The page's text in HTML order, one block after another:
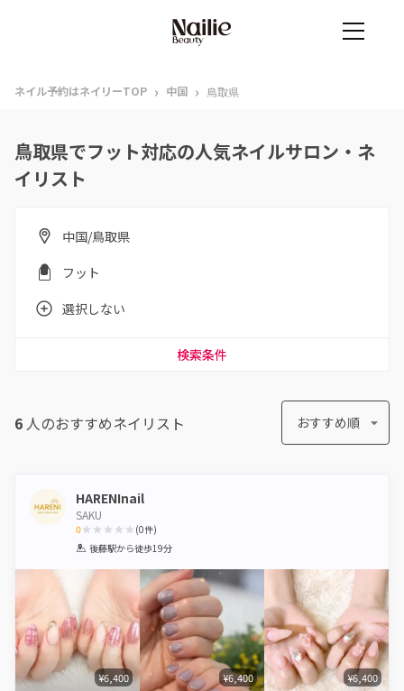
ネイル予約はネイリーTOP › 中国 › 鳥取県
鳥取県でフット対応の人気ネイルサロン・ネ
イリスト
中国/鳥取県
フット
選択しない
検索条件
6 人のおすすめネイリスト おすすめ順
HARENInail
SAKU
0
1 2 3 4 5
(0件)
後藤駅から徒歩19分
¥6,400 ¥6,400 ¥6,400